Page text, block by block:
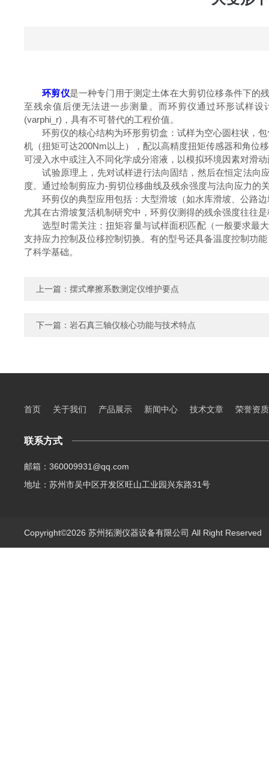
环剪仪是一种专门用于测定土体在大剪切位移条件下的
至残余值后便无法进一步测量。而环剪仪通过环形试样
(varphi_r)，具有不可替代的工程价值。
环剪仪的核心结构为环形剪切盒：试样为空心圆柱状，包
机（扭矩可达200Nm以上），配以高精度扭矩传感器和角位
可浸入水中或注入不同化学成分溶液，以模拟环境因素对滑
试验原理上，先对试样进行法向固结，然后在恒定法向应
度。通过绘制剪应力-剪切位移曲线及残余强度与法向应力的
环剪仪的典型应用包括：大型滑坡（如水库滑坡、公路边
尤其在古滑坡复活机制研究中，环剪仪测得的残余强度往往
选型时需关注：扭矩容量与试样面积匹配（一般要求最大
支持应力控制及位移控制切换。有的型号还具备温度控制功
了科学基础。
上一篇： 摆式摩擦系数测定仪维护要点
下一篇： 岩石真三轴仪核心功能与技术特点
首页 关于我们 产品展示 新闻中心 技术文章 荣誉资质
联系方式
邮箱：360009931@qq.com
地址：苏州市吴中区开发区旺山工业园兴东路31号
Copyright©2026 苏州拓测仪器设备有限公司 All Right